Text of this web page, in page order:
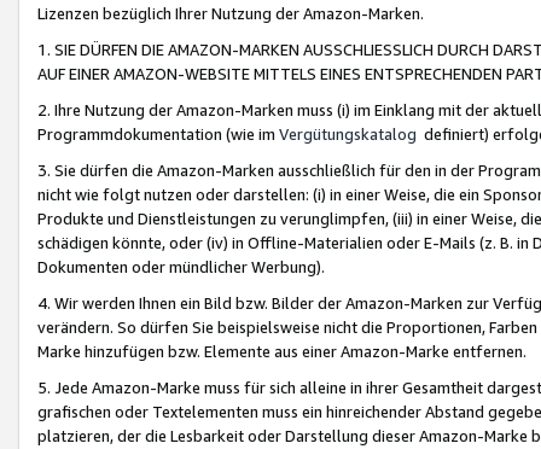
Lizenzen bezüglich Ihrer Nutzung der Amazon-Marken.
1. SIE DÜRFEN DIE AMAZON-MARKEN AUSSCHLIESSLICH DURCH
AUF EINER AMAZON-WEBSITE MITTELS EINES ENTSPRECHENDEN
2. Ihre Nutzung der Amazon-Marken muss (i) im Einklang mit der
Programmdokumentation (wie im Vergütungskatalog definiert)
3. Sie dürfen die Amazon-Marken ausschließlich für den in der
nicht wie folgt nutzen oder darstellen: (i) in einer Weise, die ein
Produkte und Dienstleistungen zu verunglimpfen, (iii) in einer Weise,
schädigen könnte, oder (iv) in Offline-Materialien oder E-Mails (z. B. in
Dokumenten oder mündlicher Werbung).
4. Wir werden Ihnen ein Bild bzw. Bilder der Amazon-Marken zur
verändern. So dürfen Sie beispielsweise nicht die Proportionen,
Marke hinzufügen bzw. Elemente aus einer Amazon-Marke entfernen.
5. Jede Amazon-Marke muss für sich alleine in ihrer Gesamtheit
grafischen oder Textelementen muss ein hinreichender Abstand
platzieren, der die Lesbarkeit oder Darstellung dieser Amazon-Marke